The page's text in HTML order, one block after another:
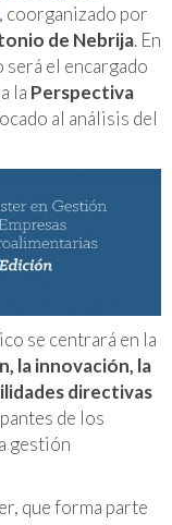
, coorganizado por
de Nebrija. En
será el encargado
la Perspectiva
al análisis del
se centrará en la
la innovación, la
directivas
de los
gestión
que forma parte